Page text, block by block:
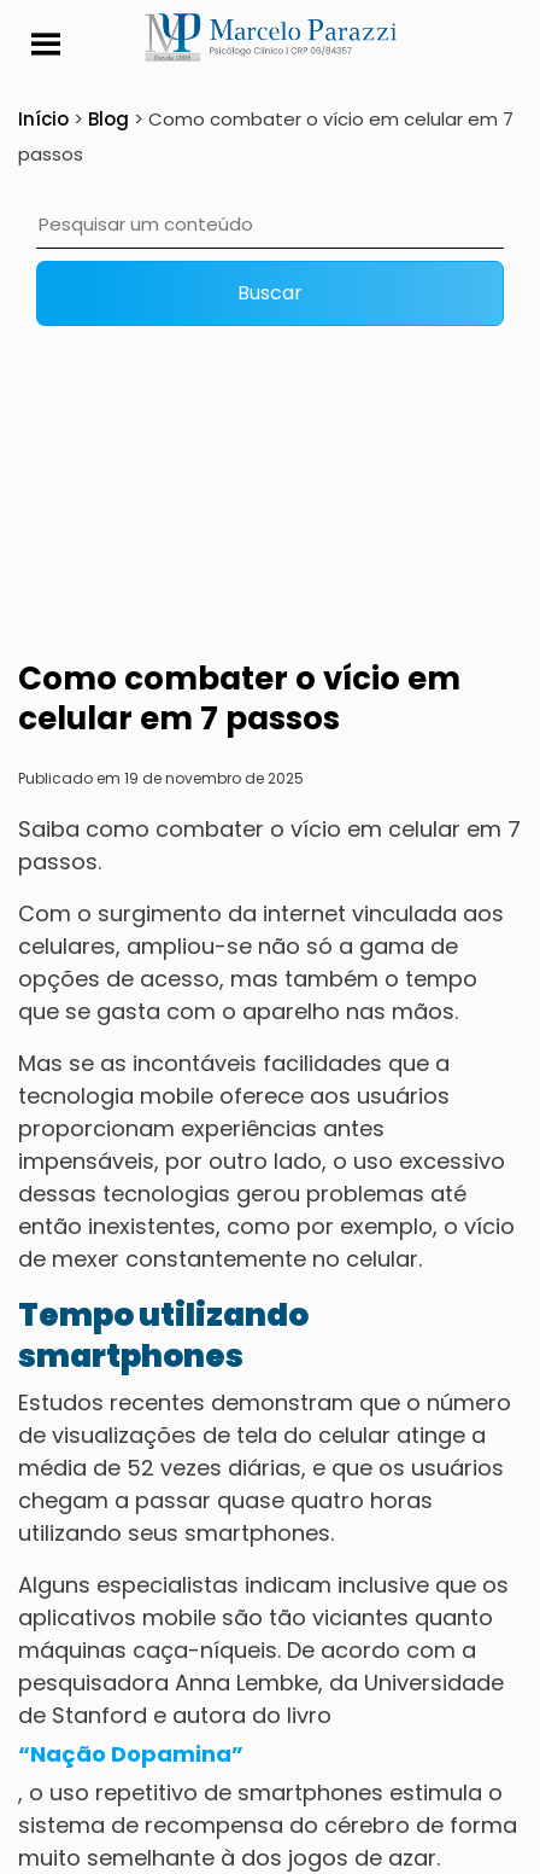
Como combater o
Início > Blog > Como combater o vício em celular em 7
passos
Buscar
Como combater o vício em
celular em 7 passos
Publicado em 19 de novembro de 2025
Saiba como combater o vício em celular em 7
passos.
Com o surgimento da internet vinculada aos
celulares, ampliou-se não só a gama de
opções de acesso, mas também o tempo
que se gasta com o aparelho nas mãos.
Mas se as incontáveis facilidades que a
tecnologia mobile oferece aos usuários
proporcionam experiências antes
impensáveis, por outro lado, o uso excessivo
dessas tecnologias gerou problemas até
então inexistentes, como por exemplo, o vício
de mexer constantemente no celular.
Tempo utilizando
smartphones
Estudos recentes demonstram que o número
de visualizações de tela do celular atinge a
média de 52 vezes diárias, e que os usuários
chegam a passar quase quatro horas
utilizando seus smartphones.
Alguns especialistas indicam inclusive que os
aplicativos mobile são tão viciantes quanto
máquinas caça-níqueis. De acordo com a
pesquisadora Anna Lembke, da Universidade
de Stanford e autora do livro
“Nação Dopamina”
, o uso repetitivo de smartphones estimula o
sistema de recompensa do cérebro de forma
muito semelhante à dos jogos de azar.